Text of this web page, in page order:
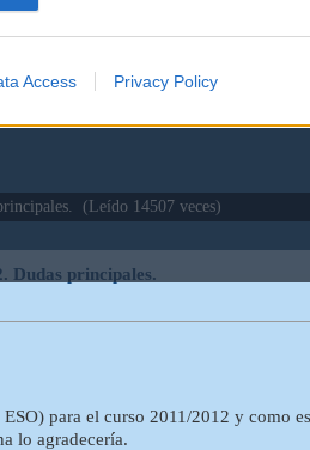
Access Privacy Policy
DOCENTE
Inicio en SEP para el curso
(Leído 14507 veces)
Dudas principales.
para el curso 2011/2012 y como
lo agradecería.